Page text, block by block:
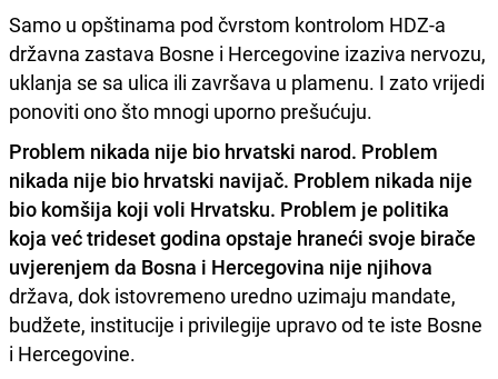
Samo u opštinama pod čvrstom kontrolom HDZ-a
državna zastava Bosne i Hercegovine izaziva nervozu,
uklanja se sa ulica ili završava u plamenu. I zato vrijedi
ponoviti ono što mnogi uporno prešućuju.
Problem nikada nije bio hrvatski narod. Problem
nikada nije bio hrvatski navijač. Problem nikada nije
bio komšija koji voli Hrvatsku. Problem je politika
koja već trideset godina opstaje hraneći svoje birače
uvjerenjem da Bosna i Hercegovina nije njihova
država, dok istovremeno uredno uzimaju mandate,
budžete, institucije i privilegije upravo od te iste Bosne
i Hercegovine.